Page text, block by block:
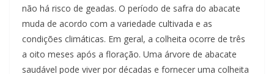
não há risco de geadas. O período de safra do abacate
muda de acordo com a variedade cultivada e as
condições climáticas. Em geral, a colheita ocorre de três
a oito meses após a floração. Uma árvore de abacate
saudável pode viver por décadas e fornecer uma colheita